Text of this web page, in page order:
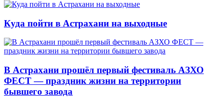
Куда пойти в Астрахани на выходные
В Астрахани прошёл первый фестиваль АЗХО
ФЕСТ — праздник жизни на территории
бывшего завода